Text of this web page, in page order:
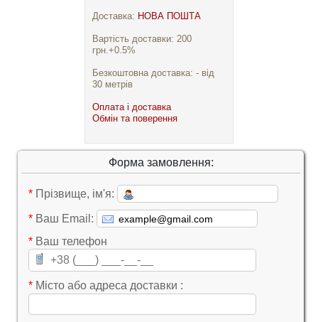
Доставка: НОВА ПОШТА
Вартість доставки: 200
грн.+0.5%
Безкоштовна доставка: - від
30 метрів
Оплата і доставка
Обмін та поверення
Форма замовлення:
* Прізвище, ім'я:
* Ваш Email:
* Ваш телефон
* Місто або адреса доставки :